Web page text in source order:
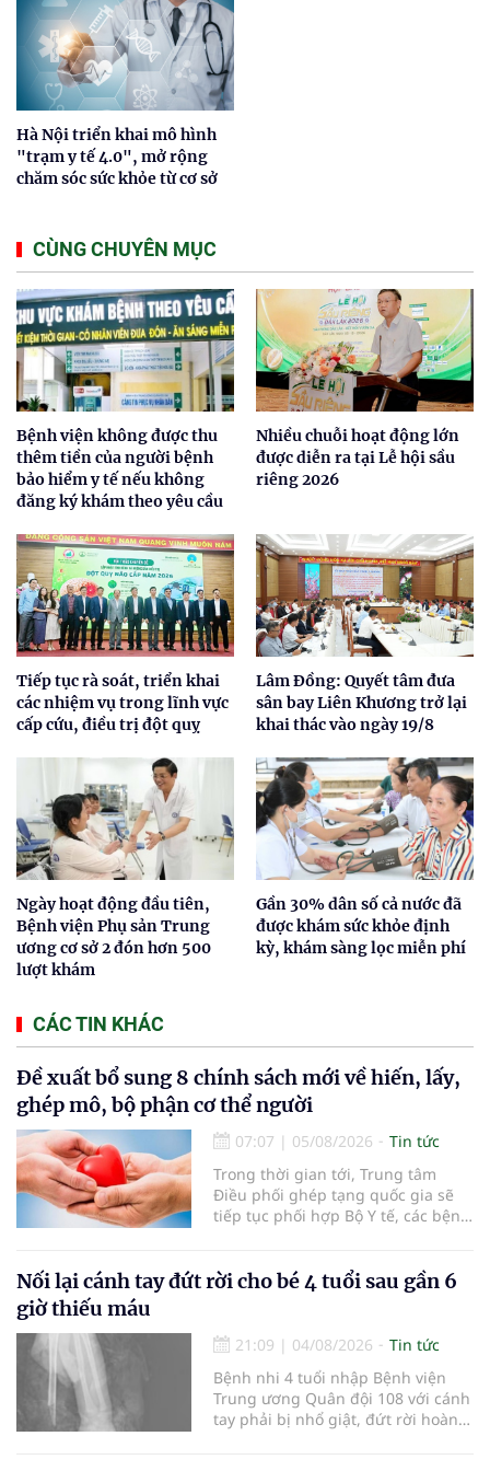
Hà Nội triển khai mô hình
"trạm y tế 4.0", mở rộng
chăm sóc sức khỏe từ cơ sở
CÙNG CHUYÊN MỤC
Bệnh viện không được thu
thêm tiền của người bệnh
bảo hiểm y tế nếu không
đăng ký khám theo yêu cầu
Nhiều chuỗi hoạt động lớn
được diễn ra tại Lễ hội sầu
riêng 2026
Tiếp tục rà soát, triển khai
các nhiệm vụ trong lĩnh vực
cấp cứu, điều trị đột quỵ
Lâm Đồng: Quyết tâm đưa
sân bay Liên Khương trở lại
khai thác vào ngày 19/8
Ngày hoạt động đầu tiên,
Bệnh viện Phụ sản Trung
ương cơ sở 2 đón hơn 500
lượt khám
Gần 30% dân số cả nước đã
được khám sức khỏe định
kỳ, khám sàng lọc miễn phí
CÁC TIN KHÁC
Đề xuất bổ sung 8 chính sách mới về hiến, lấy,
ghép mô, bộ phận cơ thể người
07:07 | 05/08/2026
Tin tức
Trong thời gian tới, Trung tâm
Điều phối ghép tạng quốc gia sẽ
tiếp tục phối hợp Bộ Y tế, các bệnh
cường truyền thông, hoàn thiện
quy trình chuyên môn và hệ thống
hiến và ghép mô tạng.
Nối lại cánh tay đứt rời cho bé 4 tuổi sau gần 6
giờ thiếu máu
21:09 | 04/08/2026
Tin tức
Bệnh nhi 4 tuổi nhập Bệnh viện
Trung ương Quân đội 108 với cánh
tay phải bị nhổ giật, đứt rời hoàn